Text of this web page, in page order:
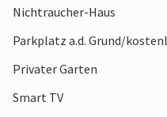
mit Minigolfplatz und
Halbinsel Enebærodde lädt
an Straßenständen oder
entdecken. Auch die Nähe
Nichtraucher-Haus
Parkplatz a.d. Grund/
Privater Garten
Smart TV